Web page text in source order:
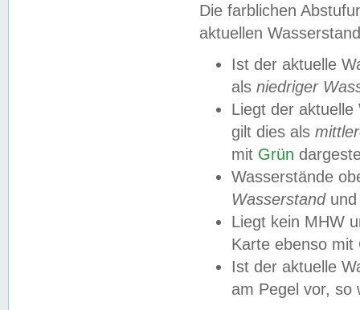
Die farblichen
aktuellen
Ist der aktuelle
als niedriger
Liegt der
gilt dies als
mit Grün
Wasserstände
Wasserstandund
Liegt kein MHW
Karte ebenso mit
Ist der aktuelle
am Pegel vor,